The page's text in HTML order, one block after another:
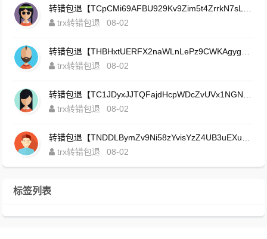
trx转错包退
08-02
trx转错包退
08-02
trx转错包退
08-02
trx转错包退
08-02
标签列表